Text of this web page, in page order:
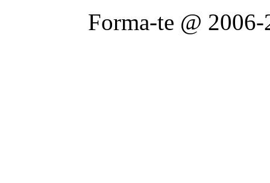
Forma-te @